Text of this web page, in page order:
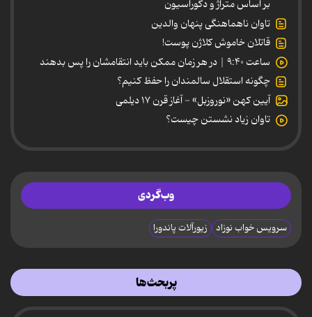
بر اساس متراژ و دکوراسیون
تاوان ناهماهنگی پنهان والدین
قاتلان خاموش کلاژن پوست!
ساعت ۹:۴۰ | در هر زمان ممکن باید انتقامشان را پس بدهند
چگونه استقلال سالمندان را حفظ کنیم؟
آیین کهن «نوروزبل» - آغاز قرن ۱۷ دیلمی
تاوان زیاد نشستن چیست؟
وب‌گردی
سرویس خواب نوزاد زیورآلات پاندورا
پربحث‌ها